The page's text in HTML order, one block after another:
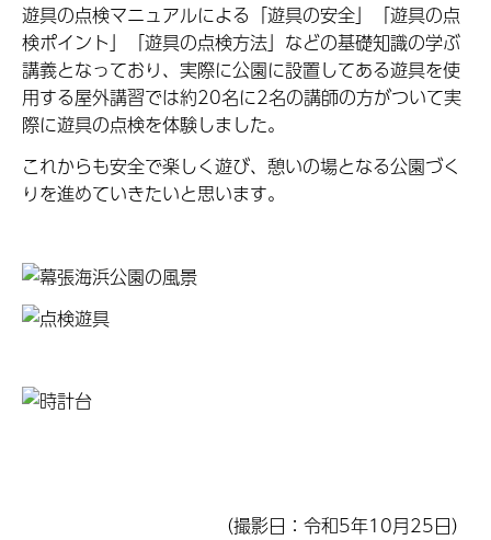
遊具の点検マニュアルによる「遊具の安全」「遊具の点
検ポイント」「遊具の点検方法」などの基礎知識の学ぶ
講義となっており、実際に公園に設置してある遊具を使
用する屋外講習では約20名に2名の講師の方がついて実
際に遊具の点検を体験しました。
これからも安全で楽しく遊び、憩いの場となる公園づく
りを進めていきたいと思います。
（撮影日：令和5年10月25日）